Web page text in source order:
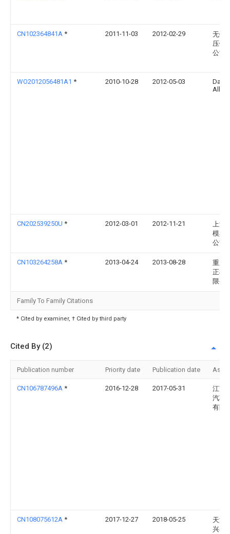
CN102364841A * 2011-11-03 2012-02-29
无锡
压铸
公司
WO2012056481A1 * 2010-10-28 2012-05-03
Dal
CN202539250U * 2012-03-01 2012-11-21
上海
模具
公司
CN103264258A * 2013-04-24 2013-08-28
重庆
正机
限公
Family To Family Citations
* Cited by examiner, † Cited by third party
Cited By (2)
Publication number Priority date Publication date
CN106787496A * 2016-12-28 2017-05-31
江苏
汽车
有限
CN108075612A * 2017-12-27 2018-05-25
天津
兴泰